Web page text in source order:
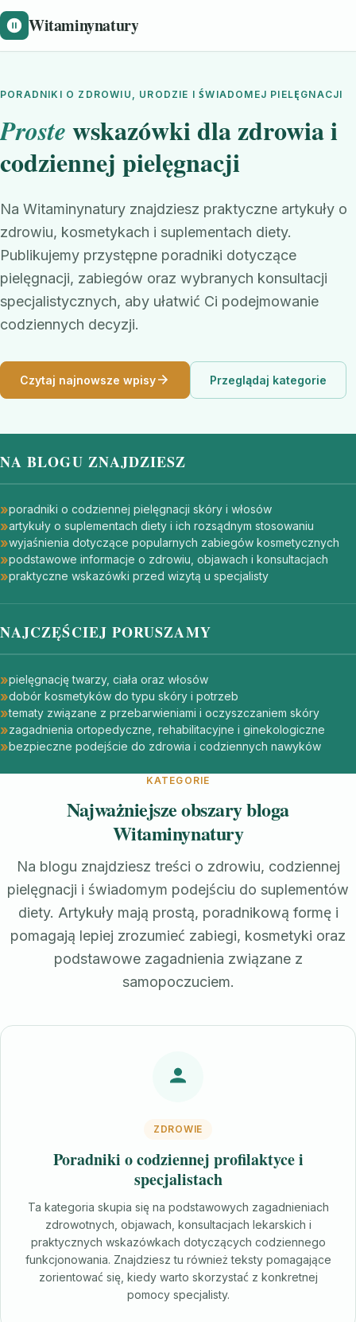
Witaminynatury
PORADNIKI O ZDROWIU, URODZIE I ŚWIADOMEJ PIELĘGNACJI
Proste wskazówki dla zdrowia i
codziennej pielęgnacji
Na Witaminynatury znajdziesz praktyczne artykuły o
zdrowiu, kosmetykach i suplementach diety.
Publikujemy przystępne poradniki dotyczące
pielęgnacji, zabiegów oraz wybranych konsultacji
specjalistycznych, aby ułatwić Ci podejmowanie
codziennych decyzji.
Czytaj najnowsze wpisy Przeglądaj kategorie
NA BLOGU ZNAJDZIESZ
poradniki o codziennej pielęgnacji skóry i włosów
artykuły o suplementach diety i ich rozsądnym stosowaniu
wyjaśnienia dotyczące popularnych zabiegów kosmetycznych
podstawowe informacje o zdrowiu, objawach i konsultacjach
praktyczne wskazówki przed wizytą u specjalisty
NAJCZĘŚCIEJ PORUSZAMY
pielęgnację twarzy, ciała oraz włosów
dobór kosmetyków do typu skóry i potrzeb
tematy związane z przebarwieniami i oczyszczaniem skóry
zagadnienia ortopedyczne, rehabilitacyjne i ginekologiczne
bezpieczne podejście do zdrowia i codziennych nawyków
KATEGORIE
Najważniejsze obszary bloga
Witaminynatury
Na blogu znajdziesz treści o zdrowiu, codziennej
pielęgnacji i świadomym podejściu do suplementów
diety. Artykuły mają prostą, poradnikową formę i
pomagają lepiej zrozumieć zabiegi, kosmetyki oraz
podstawowe zagadnienia związane z
samopoczuciem.
ZDROWIE
Poradniki o codziennej profilaktyce i
specjalistach
Ta kategoria skupia się na podstawowych zagadnieniach
zdrowotnych, objawach, konsultacjach lekarskich i
praktycznych wskazówkach dotyczących codziennego
funkcjonowania. Znajdziesz tu również teksty pomagające
zorientować się, kiedy warto skorzystać z konkretnej
pomocy specjalisty.